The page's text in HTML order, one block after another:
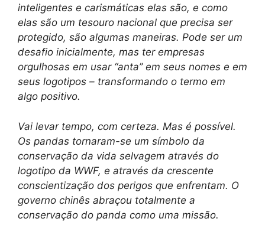
inteligentes e carismáticas elas são, e como
elas são um tesouro nacional que precisa ser
protegido, são algumas maneiras. Pode ser um
desafio inicialmente, mas ter empresas
orgulhosas em usar “anta” em seus nomes e em
seus logotipos – transformando o termo em
algo positivo.
Vai levar tempo, com certeza. Mas é possível.
Os pandas tornaram-se um símbolo da
conservação da vida selvagem através do
logotipo da WWF, e através da crescente
conscientização dos perigos que enfrentam. O
governo chinês abraçou totalmente a
conservação do panda como uma missão.